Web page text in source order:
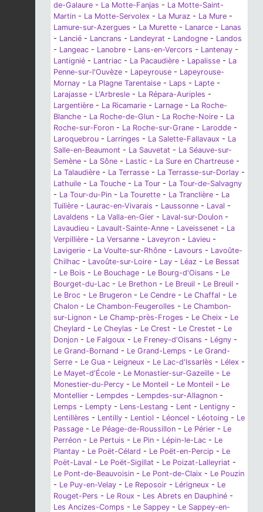
de-Galaure - La Motte-Fanjas - La Motte-Saint-
Martin - La Motte-Servolex - La Muraz - La Mure -
Lamure-sur-Azergues - La Murette - Lanarce - Lanas
- Lancié - Lancrans - Landeyrat - Landogne - Landos
- Langeac - Lanobre - Lans-en-Vercors - Lantenay -
Lantignié - Lantriac - La Pacaudière - Lapalisse - La
Penne-sur-l'Ouvèze - Lapeyrouse - Lapeyrouse-
Mornay - La Plagne Tarentaise - Laps - Lapte -
Larajasse - L'Arbresle - La Répara-Auriples -
Largentière - La Ricamarie - Larnage - La Roche-
Blanche - La Roche-de-Glun - La Roche-Noire - La
Roche-sur-Foron - La Roche-sur-Grane - Larodde -
Laroquebrou - Larringes - La Salette-Fallavaux - La
Salle-en-Beaumont - La Sauvetat - La Séauve-sur-
Semène - La Sône - Lastic - La Sure en Chartreuse -
La Talaudière - La Terrasse - La Terrasse-sur-Dorlay -
Lathuile - La Touche - La Tour - La Tour-de-Salvagny
- La Tour-du-Pin - La Tourette - La Tranclière - La
Tuilière - Laurac-en-Vivarais - Laussonne - Laval -
Lavaldens - La Valla-en-Gier - Laval-sur-Doulon -
Lavaudieu - Lavault-Sainte-Anne - Laveissenet - La
Verpillière - La Versanne - Laveyron - Lavieu -
Lavigerie - La Voulte-sur-Rhône - Lavours - Lavoûte-
Chilhac - Lavoûte-sur-Loire - Lay - Léaz - Le Bessat
- Le Bois - Le Bouchage - Le Bourg-d'Oisans - Le
Bourget-du-Lac - Le Brethon - Le Breuil - Le Breuil -
Le Broc - Le Brugeron - Le Cendre - Le Chaffal - Le
Chalon - Le Chambon-Feugerolles - Le Chambon-
sur-Lignon - Le Champ-près-Froges - Le Cheix - Le
Cheylard - Le Cheylas - Le Crest - Le Crestet - Le
Donjon - Le Falgoux - Le Freney-d'Oisans - Légny -
Le Grand-Bornand - Le Grand-Lemps - Le Grand-
Serre - Le Gua - Leigneux - Le Lac-d'Issarlès - Lélex -
Le Mayet-d'École - Le Monastier-sur-Gazeille - Le
Monestier-du-Percy - Le Monteil - Le Monteil - Le
Montellier - Lempdes - Lempdes-sur-Allagnon -
Lemps - Lempty - Lens-Lestang - Lent - Lentigny -
Lentillères - Lentilly - Lentiol - Léoncel - Léotoing - Le
Passage - Le Péage-de-Roussillon - Le Périer - Le
Perréon - Le Pertuis - Le Pin - Lépin-le-Lac - Le
Plantay - Le Poët-Célard - Le Poët-en-Percip - Le
Poët-Laval - Le Poët-Sigillat - Le Poizat-Lalleyriat -
Le Pont-de-Beauvoisin - Le Pont-de-Claix - Le Pouzin
- Le Puy-en-Velay - Le Reposoir - Lérigneux - Le
Rouget-Pers - Le Roux - Les Abrets en Dauphiné -
Les Ancizes-Comps - Le Sappey - Le Sappey-en-